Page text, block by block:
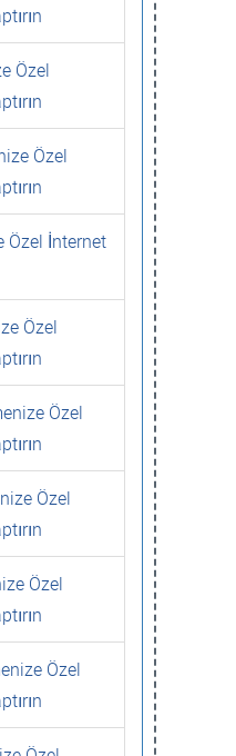
Özel
Özel
Özel İnternet
Özel
Özel
Özel
Özel
Özel